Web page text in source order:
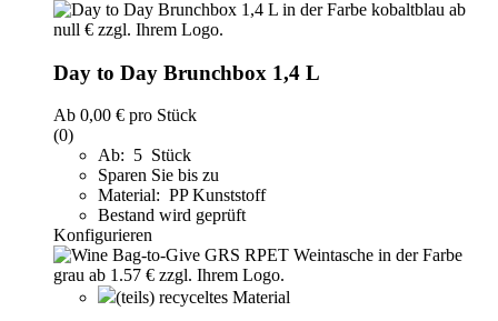
Day to Day Brunchbox 1,4 L
Ab 0,00 € pro Stück
(0)
Ab: 5 Stück
Sparen Sie bis zu
Material: PP Kunststoff
Bestand wird geprüft
Konfigurieren
(teils) recyceltes Material